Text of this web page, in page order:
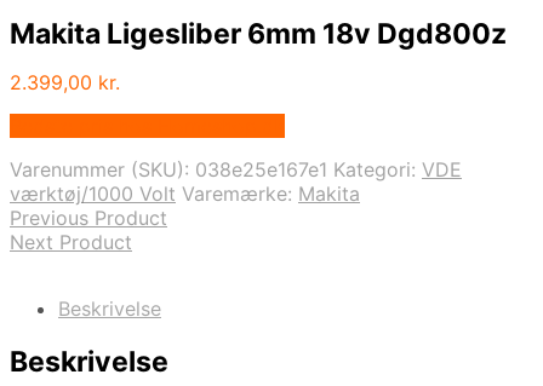
Makita Ligesliber 6mm 18v Dgd800z
2.399,00 kr.
Varenummer (SKU): 038e25e167e1 Kategori: VDE
værktøj/1000 Volt Varemærke: Makita
Previous Product
Next Product
Beskrivelse
Beskrivelse